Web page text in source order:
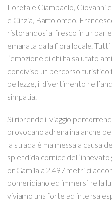
Loreta e Giampaolo, Giovanni
e Cinzia, Bartolomeo,
ristorandosi al fresco in un bar
emanata dalla flora locale. Tutti
l’emozione di chi ha salutato
condiviso un percorso turistico
bellezze, il divertimento
simpatia.
Si riprende il viaggio
provocano adrenalina anche
la strada è malmessa a causa
splendida cornice
or Gamila a 2.497 metri ci
pomeridiano ed immersi nella
viviamo una forte ed intensa